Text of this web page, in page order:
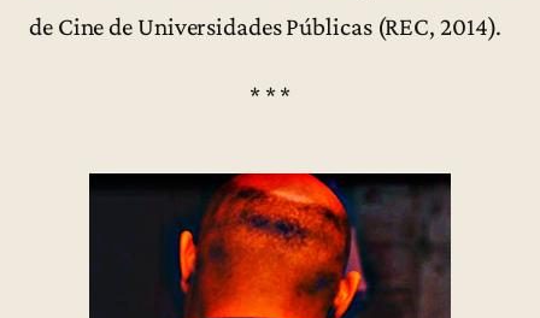
de Cine de Universidades Públicas (REC, 2014).
* * *